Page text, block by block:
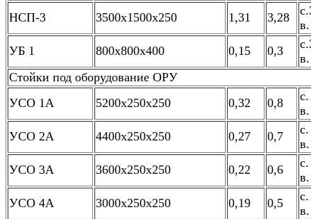
НСП-3
3500х1500х250 1,31 3,28
УБ 1
800х800х400 0,15 0,3
Стойки под оборудование ОРУ
УСО 1А
5200х250х250 0,32 0,8
УСО 2А
4400х250х250 0,27 0,7
УСО 3А
3600х250х250 0,22 0,6
УСО 4А
3000х250х250 0,19 0,5